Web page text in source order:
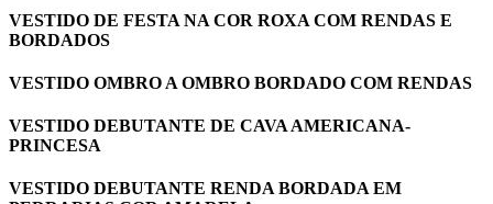
VESTIDO DE FESTA NA COR ROXA COM RENDAS E
BORDADOS
VESTIDO OMBRO A OMBRO BORDADO COM RENDAS
VESTIDO DEBUTANTE DE CAVA AMERICANA-
PRINCESA
VESTIDO DEBUTANTE RENDA BORDADA EM